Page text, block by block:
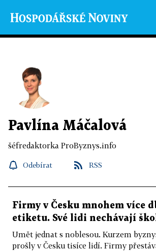
Pavlína Máčalová
šéfredaktorka ProByznys.info
Odebírat RSS
Firmy v Česku mnohem více
etiketu. Své lidi nechávají
Umět jednat s noblesou. Kurzem
prošly v Česku tisíce lidí. Firmy